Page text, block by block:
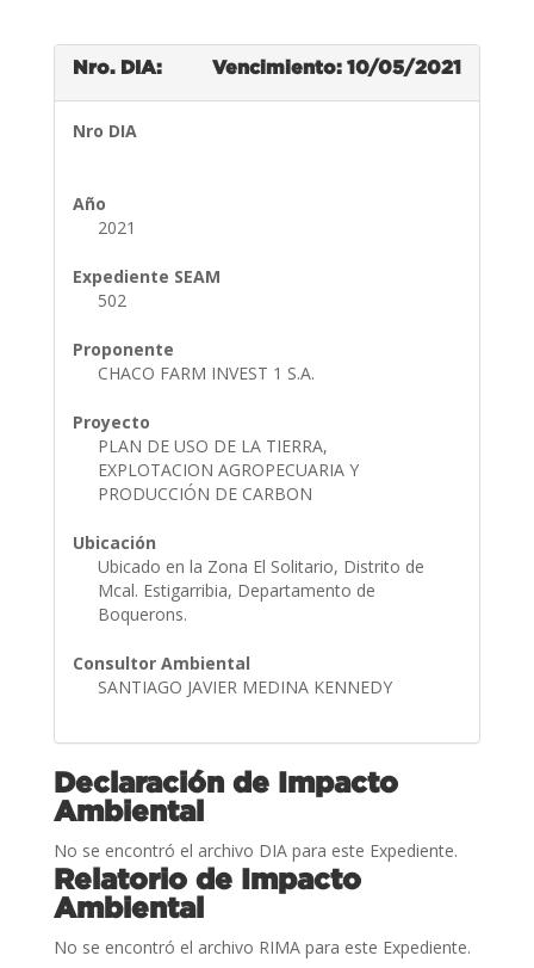
Nro. DIA: Vencimiento: 10/05/2021
Nro DIA
Año
2021
Expediente SEAM
502
Proponente
CHACO FARM INVEST 1 S.A.
Proyecto
PLAN DE USO DE LA TIERRA,
EXPLOTACION AGROPECUARIA Y
PRODUCCIÓN DE CARBON
Ubicación
Ubicado en la Zona El Solitario, Distrito de
Mcal. Estigarribia, Departamento de
Boquerons.
Consultor Ambiental
SANTIAGO JAVIER MEDINA KENNEDY
Declaración de Impacto
Ambiental
No se encontró el archivo DIA para este Expediente.
Relatorio de Impacto
Ambiental
No se encontró el archivo RIMA para este Expediente.